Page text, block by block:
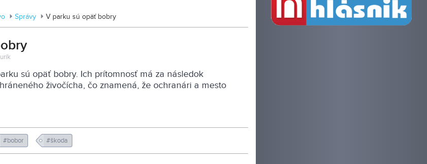
Správy V parku sú opäť bobry
sú opäť bobry. Ich prítomnosť má za následok
živočícha, čo znamená, že ochranári a mesto
#bobor #škoda